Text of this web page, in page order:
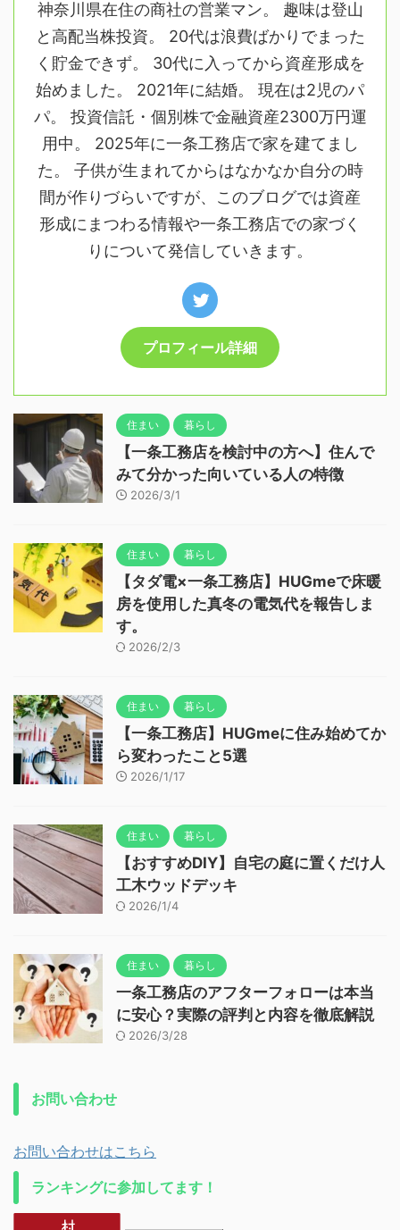
神奈川県在住の商社の営業マン。 趣味は登山
と高配当株投資。 20代は浪費ばかりでまった
く貯金できず。 30代に入ってから資産形成を
始めました。 2021年に結婚。 現在は2児のパ
パ。 投資信託・個別株で金融資産2300万円運
用中。 2025年に一条工務店で家を建てまし
た。 子供が生まれてからはなかなか自分の時
間が作りづらいですが、このブログでは資産
形成にまつわる情報や一条工務店での家づく
りについて発信していきます。
プロフィール詳細
住まい 暮らし
【一条工務店を検討中の方へ】住んで
みて分かった向いている人の特徴
2026/3/1
住まい 暮らし
【タダ電×一条工務店】HUGmeで床暖
房を使用した真冬の電気代を報告しま
す。
2026/2/3
住まい 暮らし
【一条工務店】HUGmeに住み始めてか
ら変わったこと5選
2026/1/17
住まい 暮らし
【おすすめDIY】自宅の庭に置くだけ人
工木ウッドデッキ
2026/1/4
住まい 暮らし
一条工務店のアフターフォローは本当
に安心？実際の評判と内容を徹底解説
2026/3/28
お問い合わせ
お問い合わせはこちら
ランキングに参加してます！